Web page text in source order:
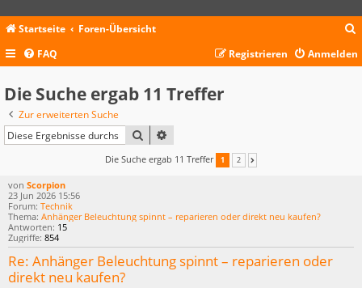
Startseite Foren-Übersicht
c
FAQ Anmelden
Registrieren
Die Suche ergab 11 Treffer
Zur erweiterten Suche
SUCHE
Die Suche ergab 11 Treffer 1 2
von Scorpion
23 Jun 2026 15:56
Forum: Technik
Thema: Anhänger Beleuchtung spinnt – reparieren oder direkt neu kaufen?
Antworten: 15
Zugriffe: 854
Re: Anhänger Beleuchtung spinnt – reparieren oder
direkt neu kaufen?